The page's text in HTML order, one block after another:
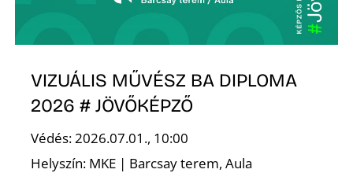
VIZUÁLIS MŰVÉSZ BA DIPLOMA
2026 # JÖVŐKÉPZŐ
Védés: 2026.07.01., 10:00
Helyszín: MKE | Barcsay terem, Aula